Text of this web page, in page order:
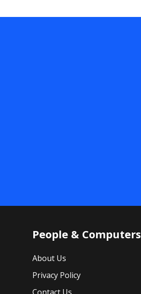
People & Computers
About Us
Privacy Policy